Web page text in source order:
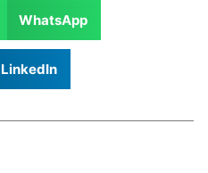
WhatsApp
LinkedIn